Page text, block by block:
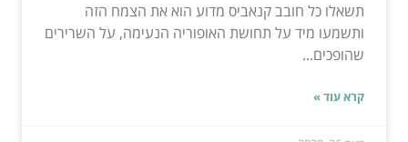
תשאלו כל חובב קנאביס מדוע הוא את הצמח הזה
ותשמעו מיד על תחושת האופוריה הנעימה, על השרירים
שהופכים...
קרא עוד »